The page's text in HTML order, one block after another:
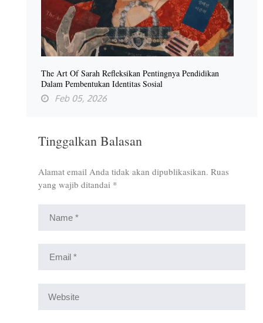
The Art Of Sarah Refleksikan Pentingnya Pendidikan
Dalam Pembentukan Identitas Sosial
Feb 05, 2026
Tinggalkan Balasan
Alamat email Anda tidak akan dipublikasikan. Ruas
yang wajib ditandai *